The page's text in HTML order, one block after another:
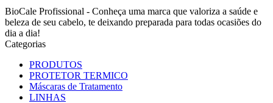
BioCale Profissional - Conheça uma marca que valoriza a saúde e
beleza de seu cabelo, te deixando preparada para todas ocasiões do
dia a dia!
Categorias
PRODUTOS
PROTETOR TERMICO
Máscaras de Tratamento
LINHAS